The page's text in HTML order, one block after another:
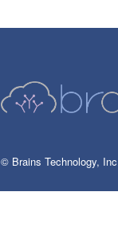
© Brains Technology,